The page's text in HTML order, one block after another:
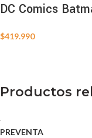
DC Comics
$419.990
Productos
PREVENTA